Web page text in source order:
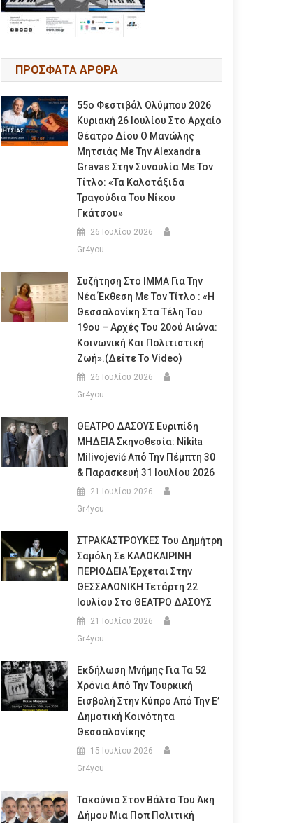
ΠΡΟΣΦΑΤΑ ΑΡΘΡΑ
55ο Φεστιβάλ Ολύμπου 2026
Κυριακή 26 Ιουλίου Στο Αρχαίο
Θέατρο Δίου Ο Μανώλης
Μητσιάς Με Την Alexandra
Gravas Στην Συναυλία Με Τον
Τίτλο: «τα Καλοτάξιδα
Τραγούδια Του Νίκου
Γκάτσου»
26 Ιουλίου 2026
Gr4you
Συζήτηση Στο ΙΜΜΑ Για Την
Νέα Έκθεση Με Τον Τίτλο : «Η
Θεσσαλονίκη Στα Τέλη Του
19ου – Αρχές Του 20ού Αιώνα:
Κοινωνική Και Πολιτιστική
Ζωή».(Δείτε Το Video)
26 Ιουλίου 2026
Gr4you
ΘΕΑΤΡΟ ΔΑΣΟΥΣ Ευριπίδη
ΜΗΔΕΙΑ Σκηνοθεσία: Nikita
Milivojević Από Την Πέμπτη 30
& Παρασκευή 31 Ιουλίου 2026
21 Ιουλίου 2026
Gr4you
ΣΤΡΑΚΑΣΤΡΟΥΚΕΣ Του Δημήτρη
Σαμόλη Σε ΚΑΛΟΚΑΙΡΙΝΗ
ΠΕΡΙΟΔΕΙΑ Έρχεται Στην
ΘΕΣΣΑΛΟΝΙΚΗ Τετάρτη 22
Ιουλίου Στο ΘΕΑΤΡΟ ΔΑΣΟΥΣ
21 Ιουλίου 2026
Gr4you
Εκδήλωση Μνήμης Για Τα 52
Χρόνια Από Την Τουρκική
Εισβολή Στην Κύπρο Από Την Ε’
Δημοτική Κοινότητα
Θεσσαλονίκης
15 Ιουλίου 2026
Gr4you
Τακούνια Στον Βάλτο Του Άκη
Δήμου Μια Ποπ Πολιτική